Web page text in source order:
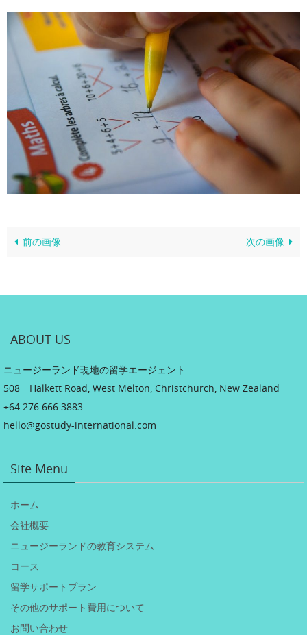
前の画像 次の画像
ABOUT US
ニュージーランド現地の留学エージェント
508 Halkett Road, West Melton, Christchurch, New Zealand
+64 276 666 3883
hello@gostudy-international.com
Site Menu
ホーム
会社概要
ニュージーランドの教育システム
コース
留学サポートプラン
その他のサポート費用について
お問い合わせ